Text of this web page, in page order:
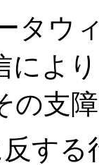
タウ
によ
の支
する